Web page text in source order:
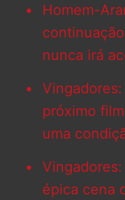
Homem-
nunca irá
próximo
uma
Vingadores:
épica cena